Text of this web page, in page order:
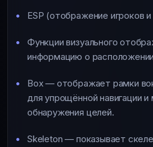
ESP (отображение игроков
Функции визуального
информацию о
Box — отображает рамки
для упрощённой навигации и
обнаружения целей.
Skeleton — показывает